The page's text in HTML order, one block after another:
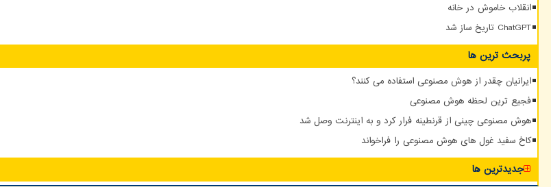
انقلاب خاموش در خانه
ChatGPT تاریخ ساز شد
پربحث ترین ها
ایرانیان چقدر از هوش مصنوعی استفاده می کنند؟
فجیع ترین لحظه هوش مصنوعی
هوش مصنوعی چینی از قرنطینه فرار کرد و به اینترنت وصل شد
کاخ سفید غول های هوش مصنوعی را فراخواند
جدیدترین ها